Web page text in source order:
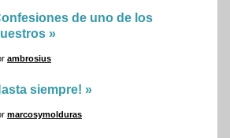
de uno de los
»
ambrosius
siempre! »
marcosymolduras